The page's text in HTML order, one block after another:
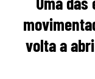
volta a